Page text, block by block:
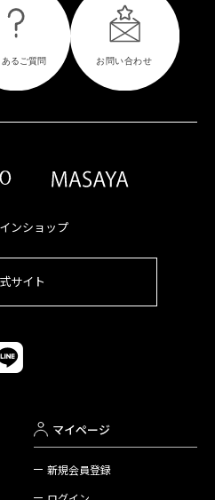
ンショップ
サイト
マイページ
新規会員登録